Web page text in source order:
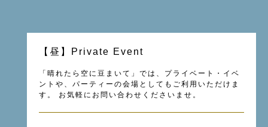
【昼】Private Event
「晴れたら空に豆まいて」では、プライベート・イベ
ントや、パーティーの会場としてもご利用いただけま
す。 お気軽にお問い合わせくださいませ。